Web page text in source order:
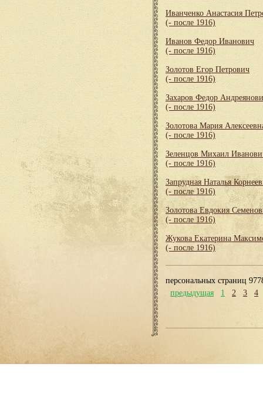
Иванченко Анастасия
(- после 1916)
Иванов Федор Иванович
(- после 1916)
Золотов Егор Петрович
(- после 1916)
Захаров Федор
(- после 1916)
Золотова Мария
(- после 1916)
Зеленцов Михаил
(- после 1916)
Запрудная Наталья
(- после 1916)
Золотова Евдокия
(- после 1916)
Жукова Екатерина
(- после 1916)
персональных страниц
предыдущая
1 2 3 4